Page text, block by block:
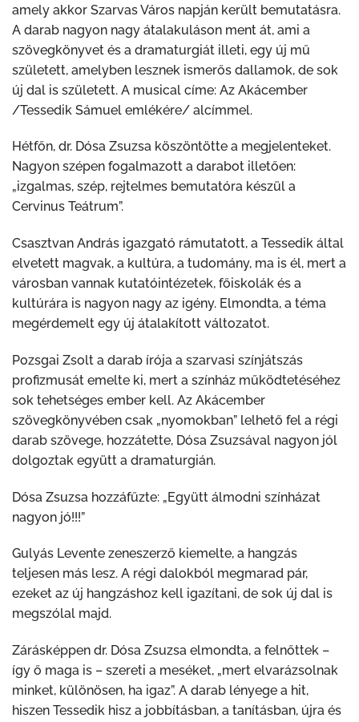
amely akkor Szarvas Város napján került bemutatásra.
A darab nagyon nagy átalakuláson ment át, ami a
szövegkönyvet és a dramaturgiát illeti, egy új mű
született, amelyben lesznek ismerős dallamok, de sok
új dal is született. A musical címe: Az Akácember
/Tessedik Sámuel emlékére/ alcímmel.
Hétfőn, dr. Dósa Zsuzsa köszöntötte a megjelenteket.
Nagyon szépen fogalmazott a darabot illetően:
„izgalmas, szép, rejtelmes bemutatóra készül a
Cervinus Teátrum”.
Csasztvan András igazgató rámutatott, a Tessedik által
elvetett magvak, a kultúra, a tudomány, ma is él, mert a
városban vannak kutatóintézetek, főiskolák és a
kultúrára is nagyon nagy az igény. Elmondta, a téma
megérdemelt egy új átalakított változatot.
Pozsgai Zsolt a darab írója a szarvasi színjátszás
profizmusát emelte ki, mert a színház működtetéséhez
sok tehetséges ember kell. Az Akácember
szövegkönyvében csak „nyomokban” lelhető fel a régi
darab szövege, hozzátette, Dósa Zsuzsával nagyon jól
dolgoztak együtt a dramaturgián.
Dósa Zsuzsa hozzáfűzte: „Együtt álmodni színházat
nagyon jó!!!”
Gulyás Levente zeneszerző kiemelte, a hangzás
teljesen más lesz. A régi dalokból megmarad pár,
ezeket az új hangzáshoz kell igazítani, de sok új dal is
megszólal majd.
Zárásképpen dr. Dósa Zsuzsa elmondta, a felnőttek –
így ő maga is – szereti a meséket, „mert elvarázsolnak
minket, különösen, ha igaz”. A darab lényege a hit,
hiszen Tessedik hisz a jobbításban, a tanításban, újra és